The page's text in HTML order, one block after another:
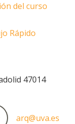
del curso
Rápido
47014
arq@uva.es